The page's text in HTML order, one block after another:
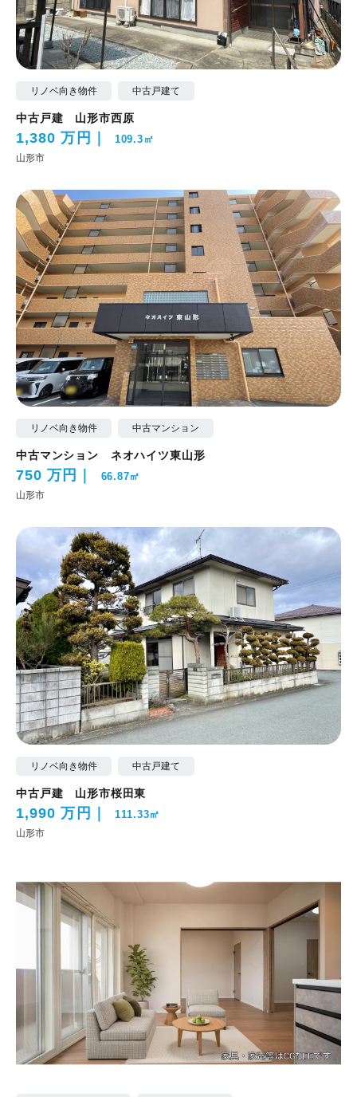
リノベ向き物件 中古戸建て
中古戸建 山形市西原
1,380 万円 109.3㎡
山形市
リノベ向き物件 中古マンション
中古マンション ネオハイツ東山形
750 万円 66.87㎡
山形市
リノベ向き物件 中古戸建て
中古戸建 山形市桜田東
1,990 万円 111.33㎡
山形市